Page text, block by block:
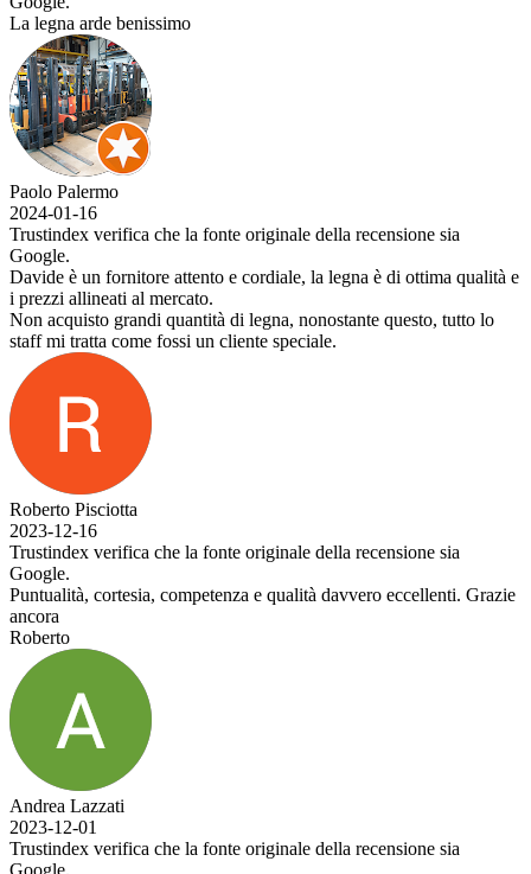
La legna arde benissimo
Paolo Palermo
2024-01-16
Trustindex verifica che la fonte originale della recensione sia
Google.
Davide è un fornitore attento e cordiale, la legna è di ottima qualità e
i prezzi allineati al mercato.
Non acquisto grandi quantità di legna, nonostante questo, tutto lo
staff mi tratta come fossi un cliente speciale.
Roberto Pisciotta
2023-12-16
Trustindex verifica che la fonte originale della recensione sia
Google.
Puntualità, cortesia, competenza e qualità davvero eccellenti. Grazie
ancora
Roberto
Andrea Lazzati
2023-12-01
Trustindex verifica che la fonte originale della recensione sia
Google.